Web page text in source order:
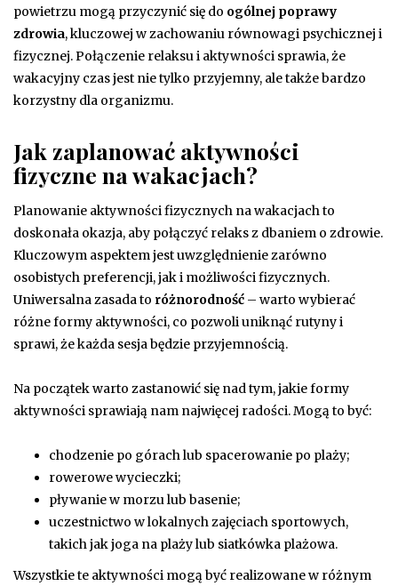
powietrzu mogą przyczynić się do ogólnej poprawy
zdrowia, kluczowej w zachowaniu równowagi psychicznej i
fizycznej. Połączenie relaksu i aktywności sprawia, że
wakacyjny czas jest nie tylko przyjemny, ale także bardzo
korzystny dla organizmu.
Jak zaplanować aktywności
fizyczne na wakacjach?
Planowanie aktywności fizycznych na wakacjach to
doskonała okazja, aby połączyć relaks z dbaniem o zdrowie.
Kluczowym aspektem jest uwzględnienie zarówno
osobistych preferencji, jak i możliwości fizycznych.
Uniwersalna zasada to różnorodność – warto wybierać
różne formy aktywności, co pozwoli uniknąć rutyny i
sprawi, że każda sesja będzie przyjemnością.
Na początek warto zastanowić się nad tym, jakie formy
aktywności sprawiają nam najwięcej radości. Mogą to być:
chodzenie po górach lub spacerowanie po plaży;
rowerowe wycieczki;
pływanie w morzu lub basenie;
uczestnictwo w lokalnych zajęciach sportowych,
takich jak joga na plaży lub siatkówka plażowa.
Wszystkie te aktywności mogą być realizowane w różnym